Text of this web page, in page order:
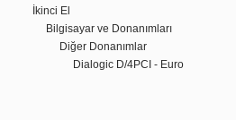
İkinci El
Bilgisayar ve Donanımları
Diğer Donanımlar
Dialogic D/4PCI - Euro